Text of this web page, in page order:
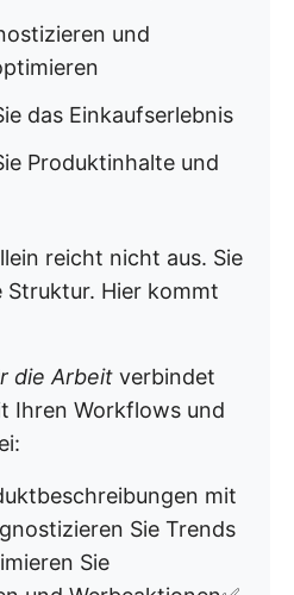
und
das Einkaufserlebnis
Produktinhalte und
reicht nicht aus. Sie
Struktur. Hier kommt
die Arbeit verbindet
Ihren Workflows und
mit
Sie Trends
Sie